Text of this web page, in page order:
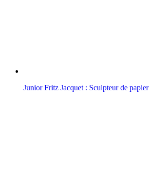
Junior Fritz Jacquet : Sculpteur de papier